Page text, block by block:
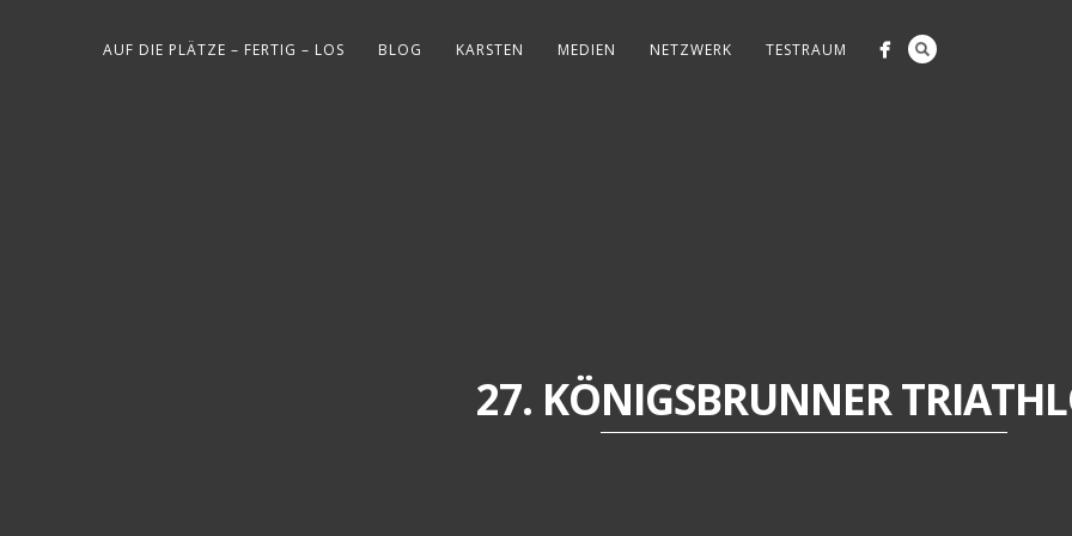
AUF DIE PLÄTZE – FERTIG – LOS BLOG KARSTEN MEDIEN NETZWERK TESTRAUM
27. KÖNIGSBRUNNER